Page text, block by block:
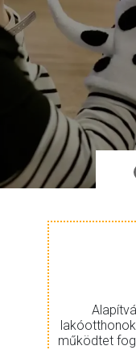
működtet